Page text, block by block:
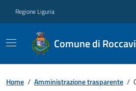
Regione Liguria
Comune di
Home / Amministrazione trasparente /